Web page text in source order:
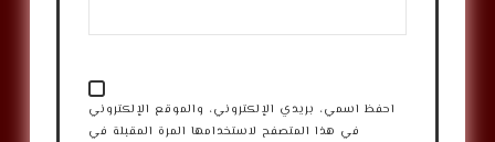
احفظ اسمي، بريدي الإلكتروني، والموقع الإلكتروني
في هذا المتصفح لاستخدامها المرة المقبلة في